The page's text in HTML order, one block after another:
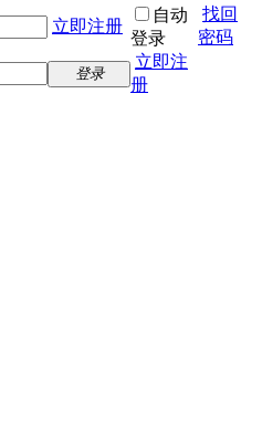
立即注册
自动
登录
找回
密码
登录
立即注
册